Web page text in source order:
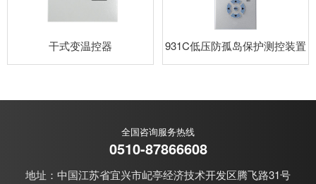
干式变温控器 931C低压防孤岛保护测控装置
全国咨询服务热线
0510-87866608
地址：中国江苏省宜兴市屺亭经济技术开发区腾飞路31号